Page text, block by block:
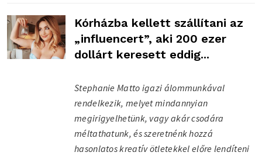
Kórházba kellett szállítani az
„influencert”, aki 200 ezer
dollárt keresett eddig...
Stephanie Matto igazi álommunkával
rendelkezik, melyet mindannyian
megirigyelhetünk, vagy akár csodára
méltathatunk, és szeretnénk hozzá
hasonlatos kreatív ötletekkel előre lendíteni